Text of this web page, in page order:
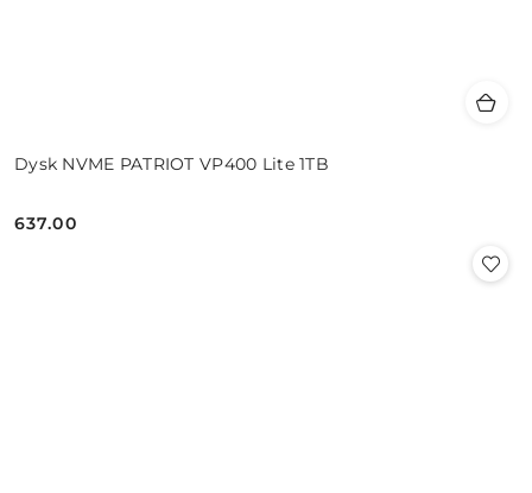
Dysk NVME PATRIOT VP400 Lite 1TB
Cena:
637.00